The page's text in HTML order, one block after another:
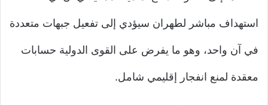
استهداف مباشر لطهران سيؤدي إلى تفعيل جبهات متعددة
في آن واحد، وهو ما يفرض على القوى الدولية حسابات
معقدة لمنع انفجار إقليمي شامل.